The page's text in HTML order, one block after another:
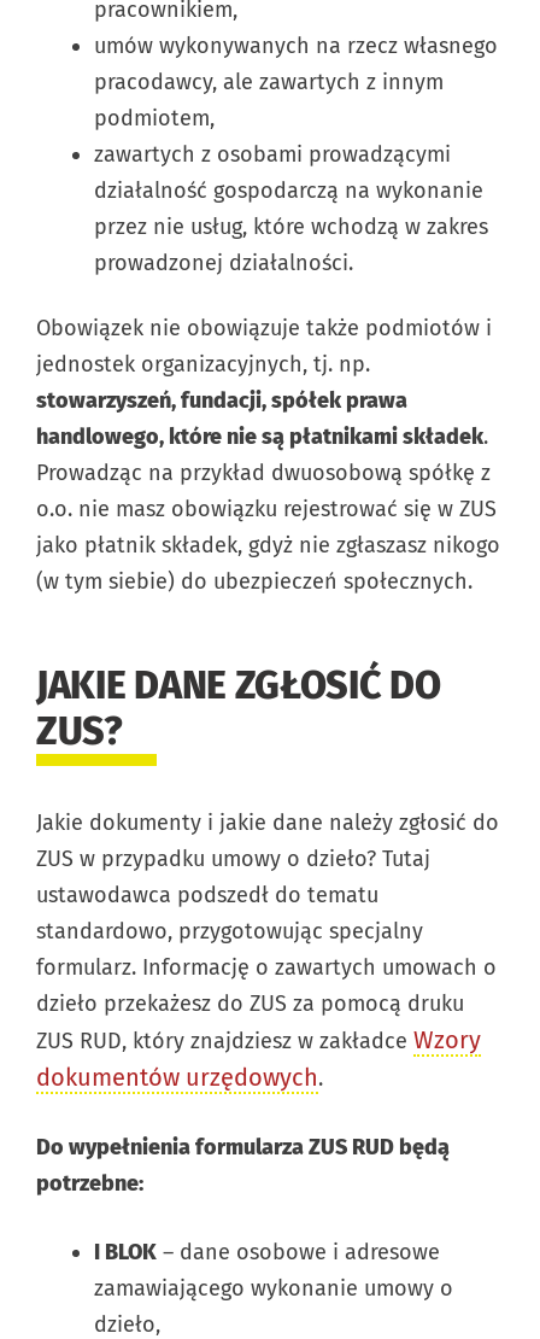
pracownikiem,
umów wykonywanych na rzecz własnego
pracodawcy, ale zawartych z innym
podmiotem,
zawartych z osobami prowadzącymi
działalność gospodarczą na wykonanie
przez nie usług, które wchodzą w zakres
prowadzonej działalności.
Obowiązek nie obowiązuje także podmiotów i
jednostek organizacyjnych, tj. np.
stowarzyszeń, fundacji, spółek prawa
handlowego, które nie są płatnikami składek.
Prowadząc na przykład dwuosobową spółkę z
o.o. nie masz obowiązku rejestrować się w ZUS
jako płatnik składek, gdyż nie zgłaszasz nikogo
(w tym siebie) do ubezpieczeń społecznych.
JAKIE DANE ZGŁOSIĆ DO
ZUS?
Jakie dokumenty i jakie dane należy zgłosić do
ZUS w przypadku umowy o dzieło? Tutaj
ustawodawca podszedł do tematu
standardowo, przygotowując specjalny
formularz. Informację o zawartych umowach o
dzieło przekażesz do ZUS za pomocą druku
ZUS RUD, który znajdziesz w zakładce Wzory
dokumentów urzędowych.
Do wypełnienia formularza ZUS RUD będą
potrzebne:
I BLOK – dane osobowe i adresowe
zamawiającego wykonanie umowy o
dzieło,